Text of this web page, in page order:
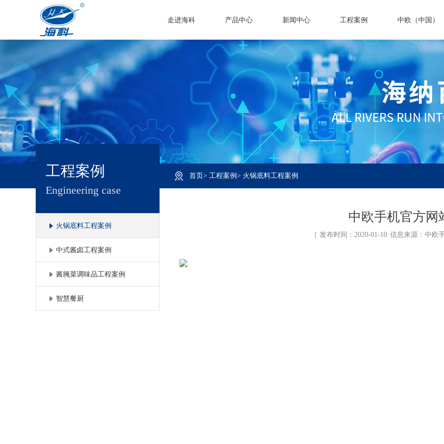
走进海科 产品中心 新闻中心 工程案例 中欧（中国）
首页> 工程案例 > 火锅底料工程案例
工程案例
Engineering case
火锅底料工程案例
中式酱卤工程案例
酱腌菜调味品工程案例
智慧餐厨
中欧手机官方网
[ 发布时间：2020-01-10 信息来源： 中欧